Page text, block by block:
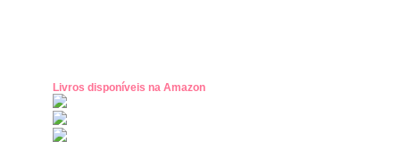
Livros disponíveis na Amazon